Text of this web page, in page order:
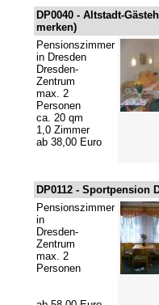
DP0040 - Altstadt-
merken)
Pensionszimmer
in Dresden
Dresden-
Zentrum
max. 2
Personen
ca. 20 qm
1,0 Zimmer
ab 38,00 Euro
DP0112 - Sportpension
Pensionszimmer
in
Dresden-
Zentrum
max. 2
Personen